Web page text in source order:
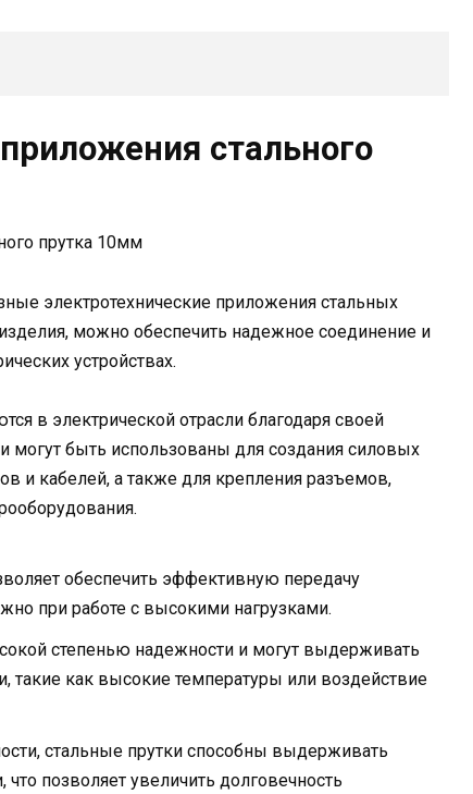
стального
электротехнические приложения стальных
можно обеспечить надежное соединение и
устройствах.
в электрической отрасли благодаря своей
могут быть использованы для создания силовых
и кабелей, а также для крепления разъемов,
обеспечить эффективную передачу
при работе с высокими нагрузками.
степенью надежности и могут выдерживать
такие как высокие температуры или воздействие
стальные прутки способны выдерживать
позволяет увеличить долговечность